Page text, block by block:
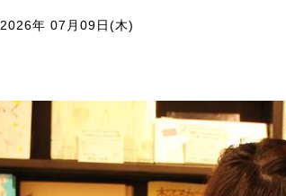
2026年 07月09日(木)